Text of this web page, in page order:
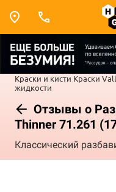
Краски и кисти Краски
жидкости
Отзывы о
Thinner 71.261
Классический